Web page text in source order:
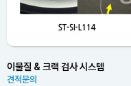
이물질 & 크랙 검사 시스템
견적문의